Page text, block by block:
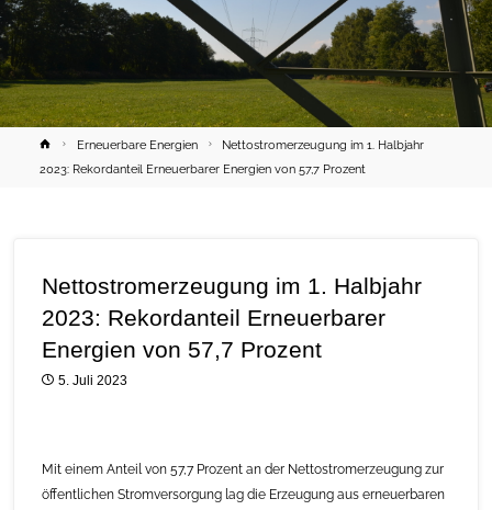
HomeErneuerbare Energien
Nettostromerzeugung im 1. Halbjahr
2023: Rekordanteil Erneuerbarer Energien von 57,7 Prozent
Nettostromerzeugung im 1. Halbjahr
2023: Rekordanteil Erneuerbarer
Energien von 57,7 Prozent
5. Juli 2023
Mit einem Anteil von 57,7 Prozent an der Nettostromerzeugung zur
öffentlichen Stromversorgung lag die Erzeugung aus erneuerbaren